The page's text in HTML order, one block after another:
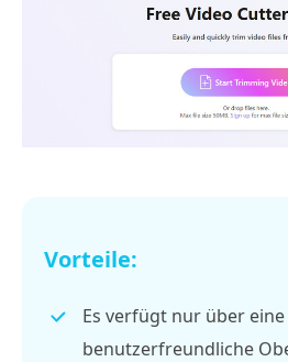
Vorteile:
Es verfügt nur über
benutzerfreundliche